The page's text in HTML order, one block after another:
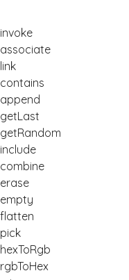
invoke
associate
link
contains
append
getLast
getRandom
include
combine
erase
empty
flatten
pick
hexToRgb
rgbToHex